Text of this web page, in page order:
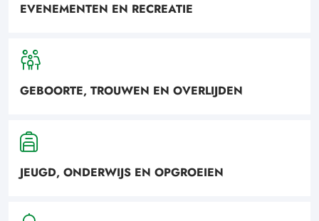
EVENEMENTEN EN RECREATIE
GEBOORTE, TROUWEN EN OVERLIJDEN
JEUGD, ONDERWIJS EN OPGROEIEN